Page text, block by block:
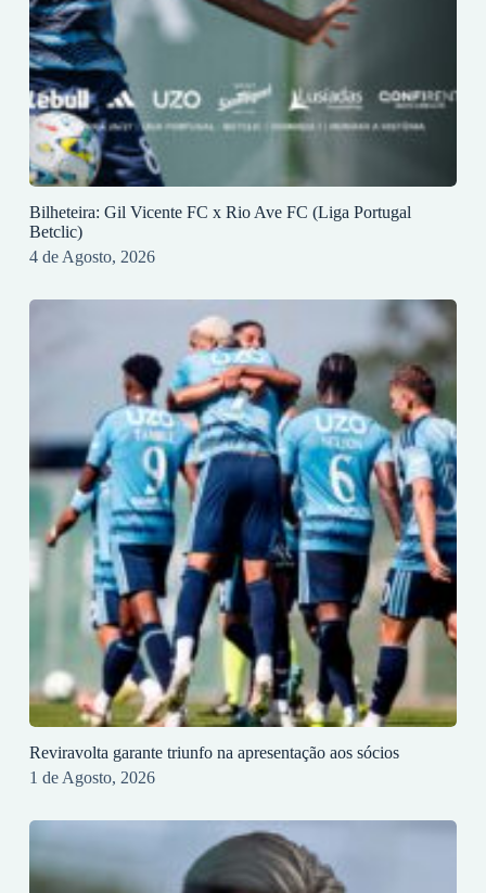
Bilheteira: Gil Vicente FC x Rio Ave FC (Liga Portugal
Betclic)
4 de Agosto, 2026
Reviravolta garante triunfo na apresentação aos sócios
1 de Agosto, 2026